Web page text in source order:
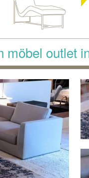
möbel outlet